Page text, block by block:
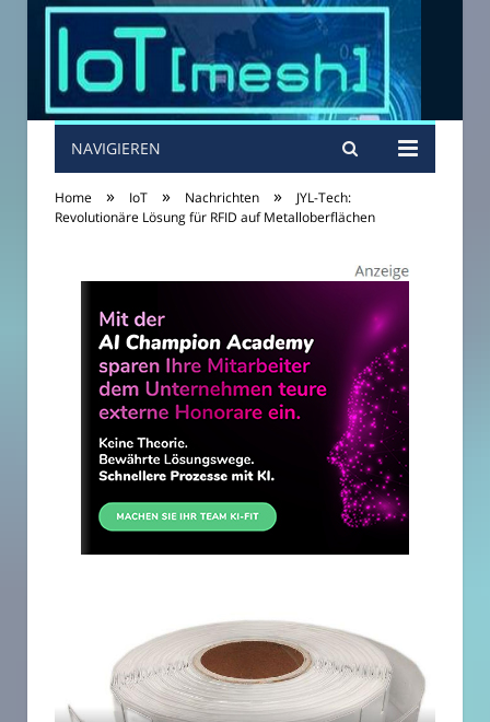
NAVIGIEREN
Home » IoT » Nachrichten »
JYL-Tech:
Revolutionäre Lösung für RFID auf Metalloberflächen